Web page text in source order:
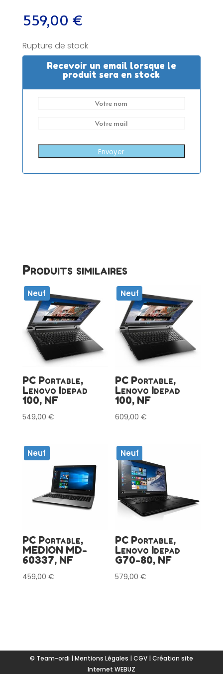
559,00 €
Rupture de stock
Recevoir un email lorsque le
produit sera en stock
Envoyer
Produits similaires
Neuf
PC Portable,
Lenovo Idepad
100, NF
549,00 €
Neuf
PC Portable,
Lenovo Idepad
100, NF
609,00€
Neuf
PC Portable,
MEDION MD-
60337, NF
459,00 €
Neuf
PC Portable,
Lenovo Idepad
G70-80, NF
579,00€
© Team-ordi | Mentions Légales | CGV| Création site
Internet WEBUZ